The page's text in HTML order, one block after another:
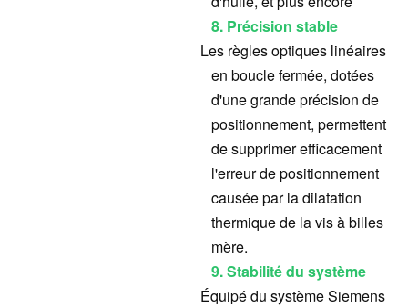
8. Précision stable
Les règles optiques linéaires
en boucle fermée, dotées
d'une grande précision de
positionnement, permettent
de supprimer efficacement
l'erreur de positionnement
causée par la dilatation
thermique de la vis à billes
mère.
9. Stabilité du système
Équipé du système Siemens